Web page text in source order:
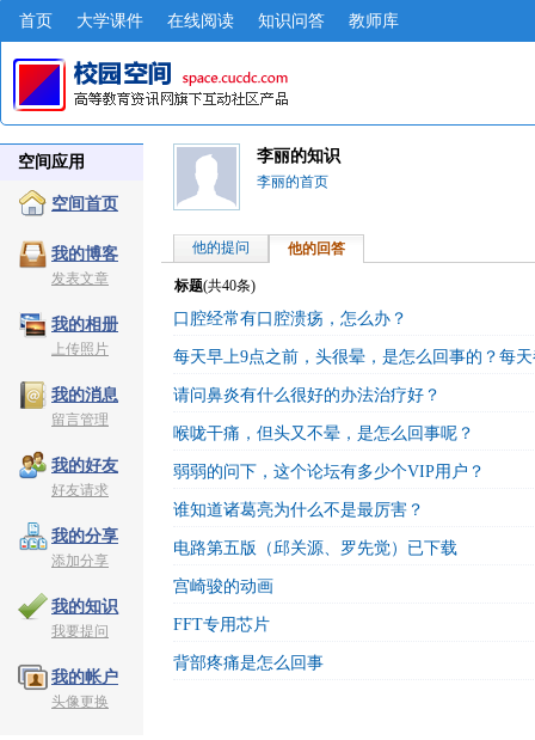
首页 大学课件 在线阅读 知识问答 教师库
空间应用
空间首页
我的博客
发表文章
我的相册
上传照片
我的消息
留言管理
我的好友
好友请求
我的分享
添加分享
我的知识
我要提问
我的帐户
头像更换
李丽的知识
李丽的首页
他的提问 他的回答
标题(共40条)
口腔经常有口腔溃疡，怎么办？
每天早上9点之前，头很晕，是怎么回事的？每
请问鼻炎有什么很好的办法治疗好？
喉咙干痛，但头又不晕，是怎么回事呢？
弱弱的问下，这个论坛有多少个VIP用户？
谁知道诸葛亮为什么不是最厉害？
电路第五版（邱关源、罗先觉）已下载
宫崎骏的动画
FFT专用芯片
背部疼痛是怎么回事